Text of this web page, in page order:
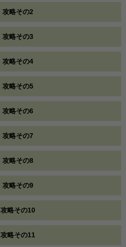
攻略その2
攻略その3
攻略その4
攻略その5
攻略その6
攻略その7
攻略その8
攻略その9
攻略その10
攻略その11